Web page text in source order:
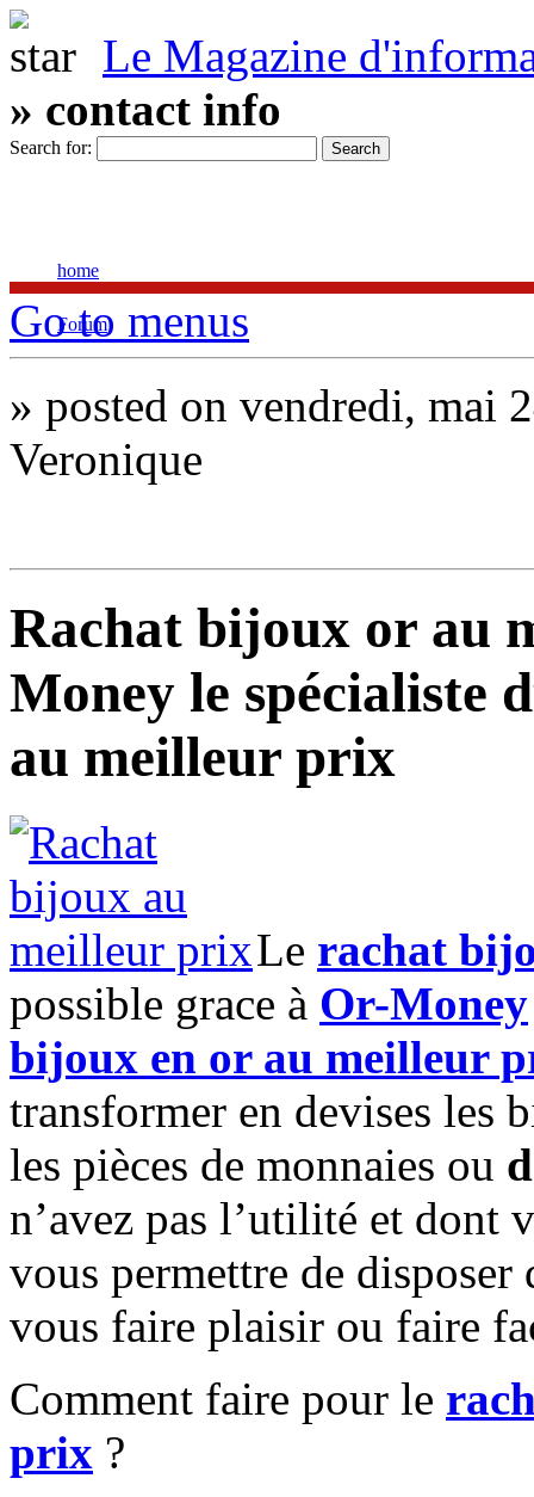
Le Magazine
» contact info
Search for:
home
Forum
Go to menus
» posted on vendredi, mai
Veronique
Rachat bijoux or au
Money le spécialiste
au meilleur prix
Le rachat
possible grace à Or-Money
bijoux en or au meilleur
transformer en devises les
les pièces de monnaies ou
n’avez pas l’utilité et dont
vous permettre de
vous faire plaisir ou faire
Comment faire pour le
prix ?